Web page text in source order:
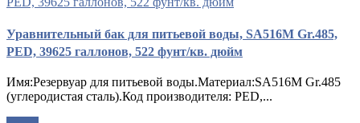
Уравнительный бак для питьевой воды, SA516M Gr.485,
PED, 39625 галлонов, 522 фунт/кв. дюйм
Имя:Резервуар для питьевой воды.Материал:SA516M Gr.485
(углеродистая сталь).Код производителя: PED,...